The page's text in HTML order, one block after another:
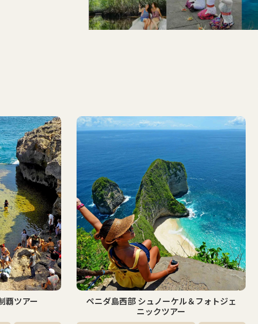
フォトジェ
ベスト
セラー
レンボンガン島パドルボード＆シュノー
ケルツアー